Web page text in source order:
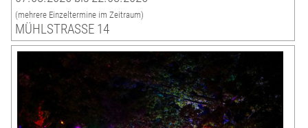
(mehrere Einzeltermine im Zeitraum)
MÜHLSTRASSE 14